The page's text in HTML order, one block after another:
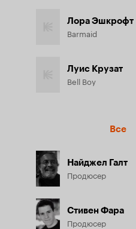
Лора Эшкрофт
Barmaid
Луис Крузат
Bell Boy
Все
Найджел Галт
Продюсер
Стивен Фара
Продюсер